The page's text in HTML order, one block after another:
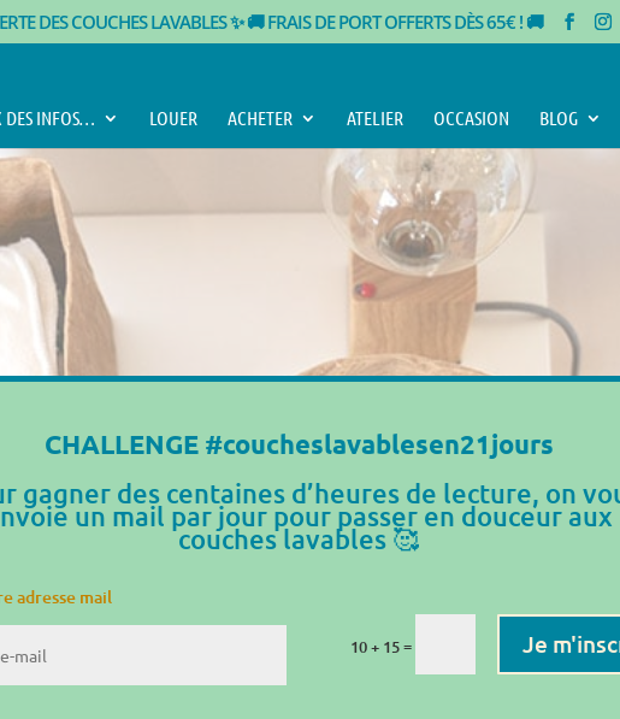
DES COUCHES LAVABLES ✨🚚 FRAIS DE PORT OFFERTS DÈS 65€ ! 🚚
DES INFOS… LOUER ACHETER ATELIER OCCASION BLOG
CHALLENGE #coucheslavablesen21jours
gagner des centaines d’heures de lecture, on
un mail par jour pour passer en douceur aux
couches lavables 🥰
adresse mail
10 + 15= Je